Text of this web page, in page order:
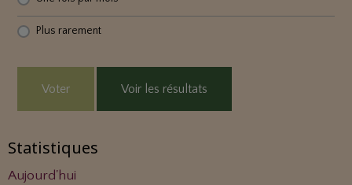
Plus rarement
Voter Voir les résultats
Statistiques
Aujourd'hui